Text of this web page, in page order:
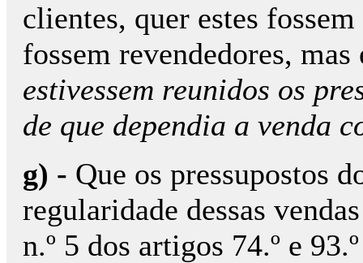
clientes, quer estes
fossem revendedores, mas
estivessem reunidos os
de que dependia a venda
g) - Que os pressupostos
regularidade dessas
n.º 5 dos artigos 74.º e